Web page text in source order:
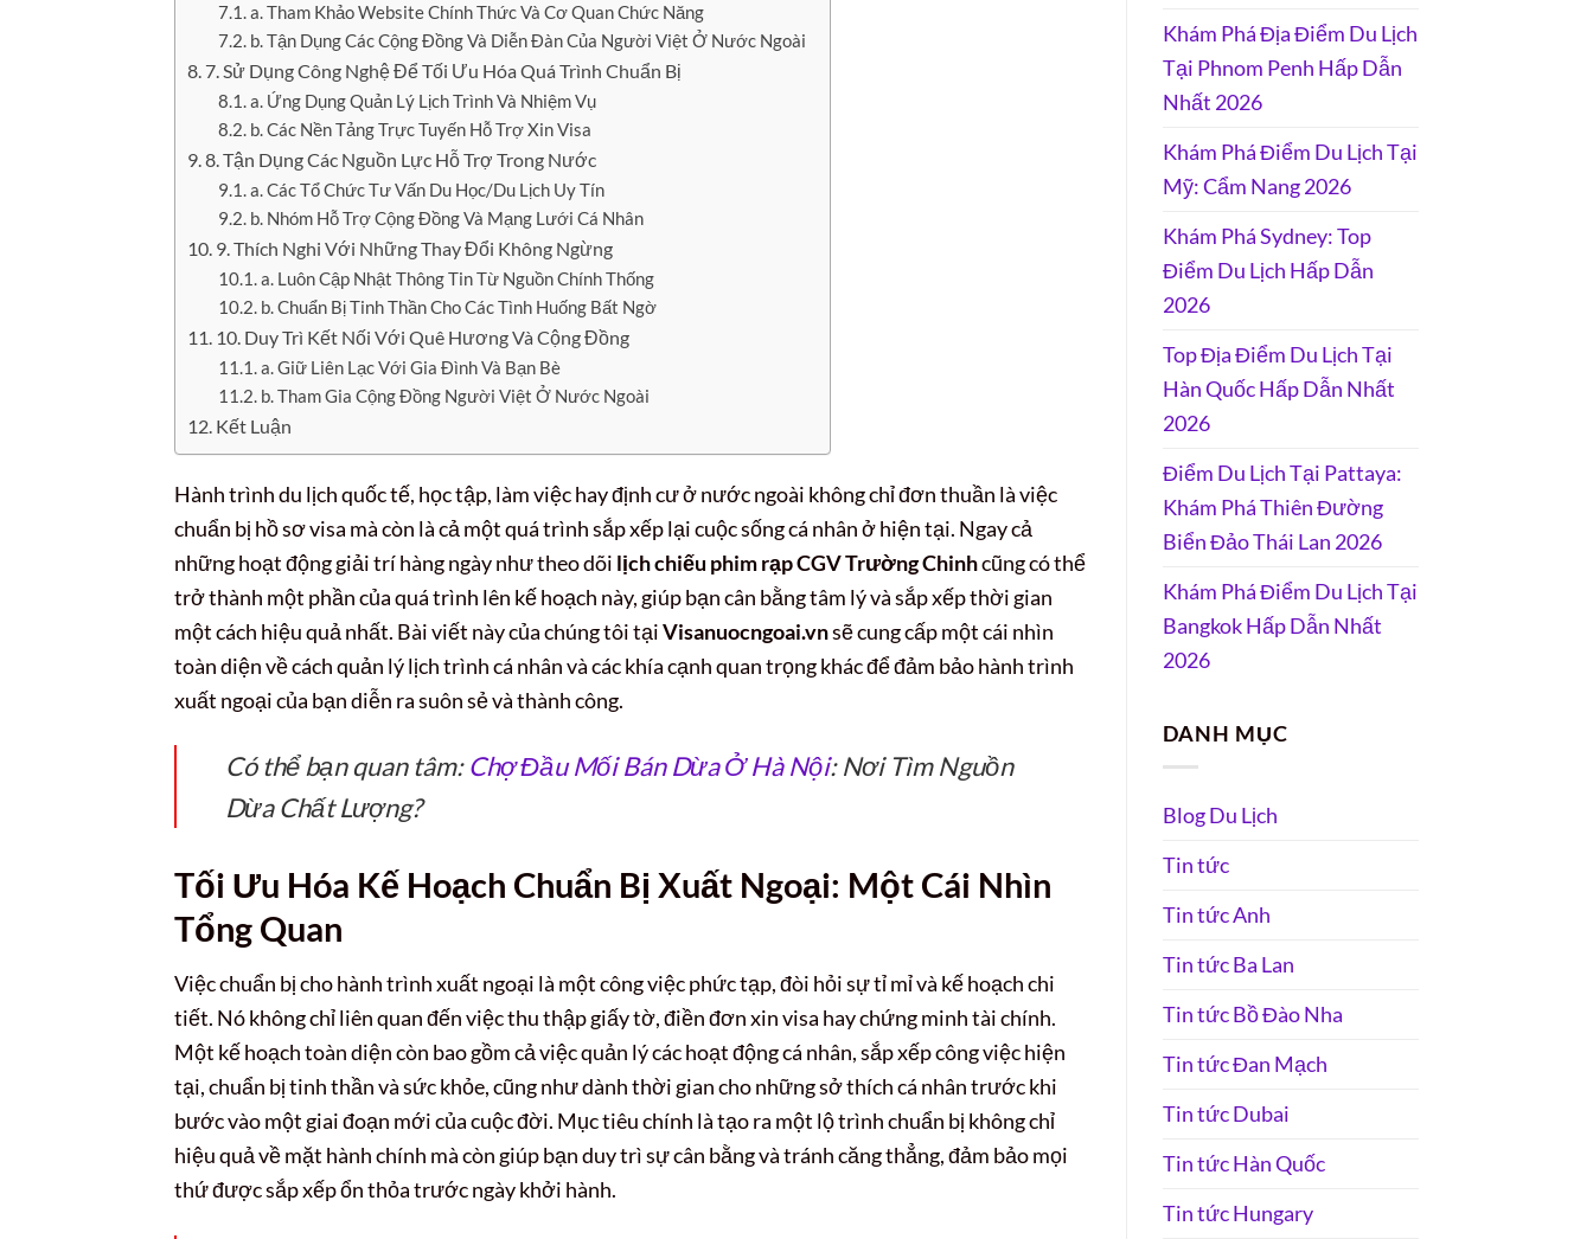
a. Tham Khảo Website Chính Thức Và Cơ Quan Chức Năng
b. Tận Dụng Các Cộng Đồng Và Diễn Đàn Của Người Việt Ở Nước Ngoài
7. Sử Dụng Công Nghệ Để Tối Ưu Hóa Quá Trình Chuẩn Bị
a. Ứng Dụng Quản Lý Lịch Trình Và Nhiệm Vụ
b. Các Nền Tảng Trực Tuyến Hỗ Trợ Xin Visa
8. Tận Dụng Các Nguồn Lực Hỗ Trợ Trong Nước
a. Các Tổ Chức Tư Vấn Du Học/Du Lịch Uy Tín
b. Nhóm Hỗ Trợ Cộng Đồng Và Mạng Lưới Cá Nhân
9. Thích Nghi Với Những Thay Đổi Không Ngừng
a. Luôn Cập Nhật Thông Tin Từ Nguồn Chính Thống
b. Chuẩn Bị Tinh Thần Cho Các Tình Huống Bất Ngờ
10. Duy Trì Kết Nối Với Quê Hương Và Cộng Đồng
a. Giữ Liên Lạc Với Gia Đình Và Bạn Bè
b. Tham Gia Cộng Đồng Người Việt Ở Nước Ngoài
Kết Luận
Hành trình du lịch quốc tế, học tập, làm việc hay định cư ở nước ngoài không chỉ đơn thuần là việc
chuẩn bị hồ sơ visa mà còn là cả một quá trình sắp xếp lại cuộc sống cá nhân ở hiện tại. Ngay cả
những hoạt động giải trí hàng ngày như theo dõi lịch chiếu phim rạp CGV Trường Chinhcũng có thể
trở thành một phần của quá trình lên kế hoạch này, giúp bạn cân bằng tâm lý và sắp xếp thời gian
một cách hiệu quả nhất. Bài viết này của chúng tôi tạiVisanuocngoai.vnsẽ cung cấp một cái nhìn
toàn diện về cách quản lý lịch trình cá nhân và các khía cạnh quan trọng khác để đảm bảo hành trình
xuất ngoại của bạn diễn ra suôn sẻ và thành công.
Có thể bạn quan tâm:Chợ Đầu Mối Bán Dừa Ở Hà Nội: Nơi Tìm Nguồn
Dừa Chất Lượng?
Tối Ưu Hóa Kế Hoạch Chuẩn Bị Xuất Ngoại: Một Cái Nhìn
Tổng Quan
Việc chuẩn bị cho hành trình xuất ngoại là một công việc phức tạp, đòi hỏi sự tỉ mỉ và kế hoạch chi
tiết. Nó không chỉ liên quan đến việc thu thập giấy tờ, điền đơn xin visa hay chứng minh tài chính.
Một kế hoạch toàn diện còn bao gồm cả việc quản lý các hoạt động cá nhân, sắp xếp công việc hiện
tại, chuẩn bị tinh thần và sức khỏe, cũng như dành thời gian cho những sở thích cá nhân trước khi
bước vào một giai đoạn mới của cuộc đời. Mục tiêu chính là tạo ra một lộ trình chuẩn bị không chỉ
hiệu quả về mặt hành chính mà còn giúp bạn duy trì sự cân bằng và tránh căng thẳng, đảm bảo mọi
thứ được sắp xếp ổn thỏa trước ngày khởi hành.
Khám Phá Địa Điểm Du Lịch
Tại Phnom Penh Hấp Dẫn
Nhất 2026
Khám Phá Điểm Du Lịch Tại
Mỹ: Cẩm Nang 2026
Khám Phá Sydney: Top
Điểm Du Lịch Hấp Dẫn
2026
Top Địa Điểm Du Lịch Tại
Hàn Quốc Hấp Dẫn Nhất
2026
Điểm Du Lịch Tại Pattaya:
Khám Phá Thiên Đường
Biển Đảo Thái Lan 2026
Khám Phá Điểm Du Lịch Tại
Bangkok Hấp Dẫn Nhất
2026
DANH MỤC
Blog Du Lịch
Tin tức
Tin tức Anh
Tin tức Ba Lan
Tin tức Bồ Đào Nha
Tin tức Đan Mạch
Tin tức Dubai
Tin tức Hàn Quốc
Tin tức Hungary